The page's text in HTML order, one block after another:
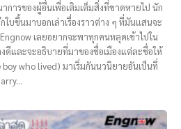
การของผู้อื่นเพื่อเติมเต็มสิ่งที่ขาดหายไป นัก
ใบขึ้นมาบอกเล่าเรื่องราวต่าง ๆ ที่มันแสนจะ
เลยอยากจะพาทุกคนหลุดเข้าไปใน
ดีและจะอธิบายที่มาของชื่อเมืองแต่ละชื่อให้
who lived) มาเริ่มกันนวนิยายอันเป็นที่